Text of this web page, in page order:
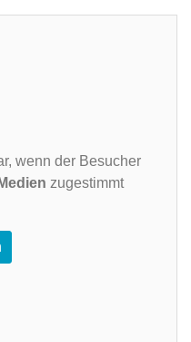
wenn der Besucher
zugestimmt